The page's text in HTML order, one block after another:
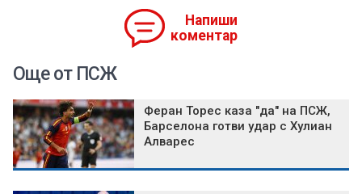
Напиши
коментар
Още от ПСЖ
Феран Торес каза "да" на ПСЖ,
Барселона готви удар с Хулиан
Алварес